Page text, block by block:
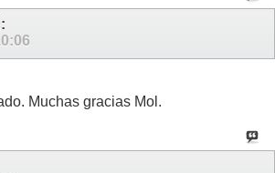
Muchas gracias Mol.